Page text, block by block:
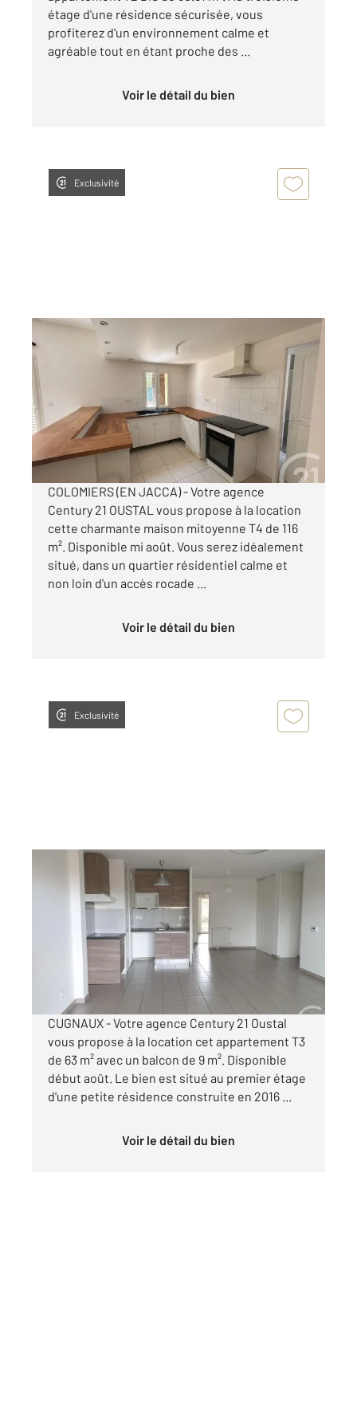
étage d'une résidence sécurisée, vous
profiterez d'un environnement calme et
agréable tout en étant proche des ...
Voir le détail du bien
Exclusivité
COLOMIERS 31
, 4 pièces
Maison à louer
1 008,23 €
par mois charges comprises
COLOMIERS (EN JACCA) - Votre agence
Century 21 OUSTAL vous propose à la location
cette charmante maison mitoyenne T4 de 116
m². Disponible mi août. Vous serez idéalement
situé, dans un quartier résidentiel calme et
non loin d'un accès rocade ...
Voir le détail du bien
Exclusivité
CUGNAUX 31
62,95 m
Ref : 2091
Appartement T3 à louer
795,34 €
par mois charges comprises
CUGNAUX - Votre agence Century 21 Oustal
vous propose à la location cet appartement T3
de 63 m² avec un balcon de 9 m². Disponible
début août. Le bien est situé au premier étage
d'une petite résidence construite en 2016 ...
Voir le détail du bien